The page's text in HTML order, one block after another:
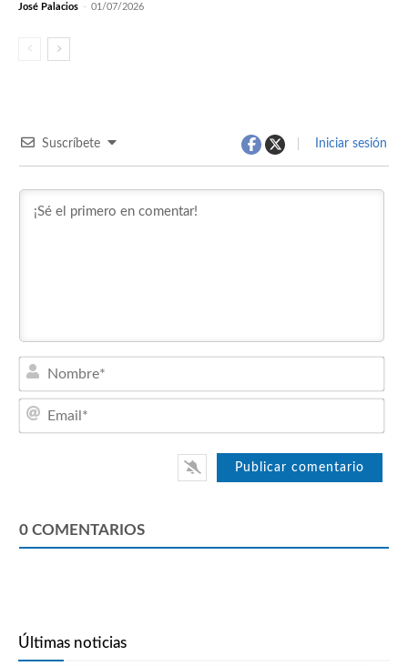
José Palacios - 01/07/2026
Suscríbete Iniciar sesión
0 COMENTARIOS
Últimas noticias